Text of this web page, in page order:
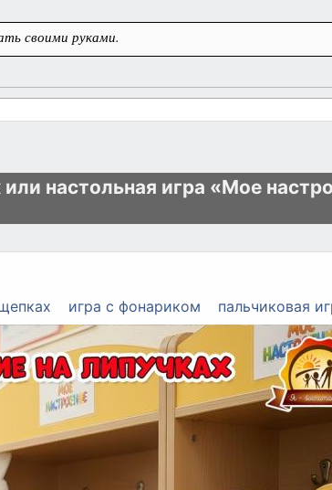
своими руками.
настольная игра «Мое
игра с фонариком пальчиковая